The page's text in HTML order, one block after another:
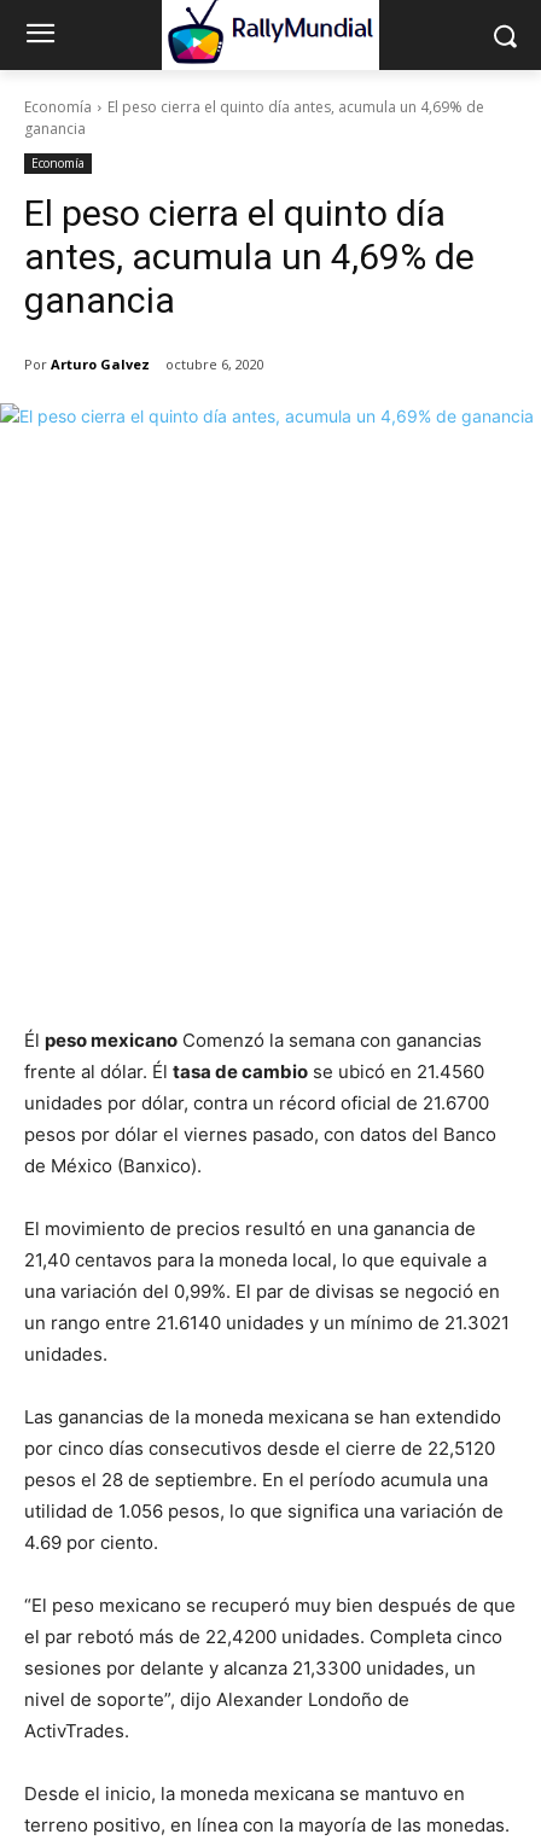
Economía
El peso cierra el quinto día antes, acumula un 4,69% de
ganancia
Economía
El peso cierra el quinto día
antes, acumula un 4,69% de
ganancia
Por Arturo Galvez octubre 6, 2020
Él peso mexicano Comenzó la semana con ganancias
frente al dólar. Él tasa de cambio se ubicó en 21.4560
unidades por dólar, contra un récord oficial de 21.6700
pesos por dólar el viernes pasado, con datos del Banco
de México (Banxico).
El movimiento de precios resultó en una ganancia de
21,40 centavos para la moneda local, lo que equivale a
una variación del 0,99%. El par de divisas se negoció en
un rango entre 21.6140 unidades y un mínimo de 21.3021
unidades.
Las ganancias de la moneda mexicana se han extendido
por cinco días consecutivos desde el cierre de 22,5120
pesos el 28 de septiembre. En el período acumula una
utilidad de 1.056 pesos, lo que significa una variación de
4.69 por ciento.
“El peso mexicano se recuperó muy bien después de que
el par rebotó más de 22,4200 unidades. Completa cinco
sesiones por delante y alcanza 21,3300 unidades, un
nivel de soporte”, dijo Alexander Londoño de
ActivTrades.
Desde el inicio, la moneda mexicana se mantuvo en
terreno positivo, en línea con la mayoría de las monedas.